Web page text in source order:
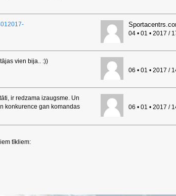
04 • 01 • 2017 /
vien bija.. :))
06 • 01 • 2017 /
ir redzama izaugsme. Un
konkurence gan komandas
06 • 01 • 2017 /
tīkliem: